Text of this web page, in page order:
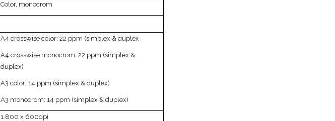
Color, monocrom
A4 crosswise color: 22 ppm (simplex & duplex
A4 crosswise monocrom: 22 ppm (simplex &
duplex)
A3 color: 14 ppm (simplex & duplex)
A3 monocrom: 14 ppm (simplex & duplex)
1.800 x 600dpi